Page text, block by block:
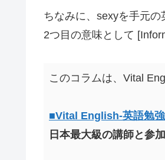
ちなみに、sexyを手元の
2つ目の意味として
このコラムは、Vital
■Vital English-英語勉
日本最大級の講師と参